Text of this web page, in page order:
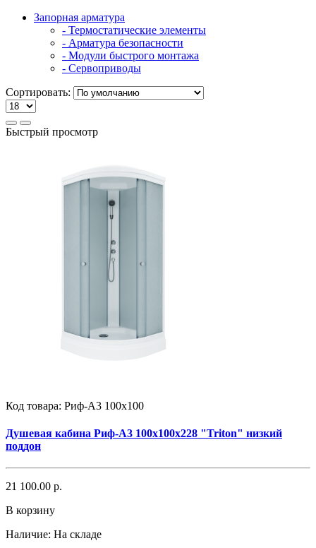
Запорная арматура
- Термостатические элементы
- Арматура безопасности
- Модули быстрого монтажа
- Сервоприводы
Сортировать:
Быстрый просмотр
Код товара: Риф-А3 100х100
Душевая кабина Риф-А3 100х100х228 "Triton" низкий
поддон
21 100.00 р.
В корзину
Наличие: На складе